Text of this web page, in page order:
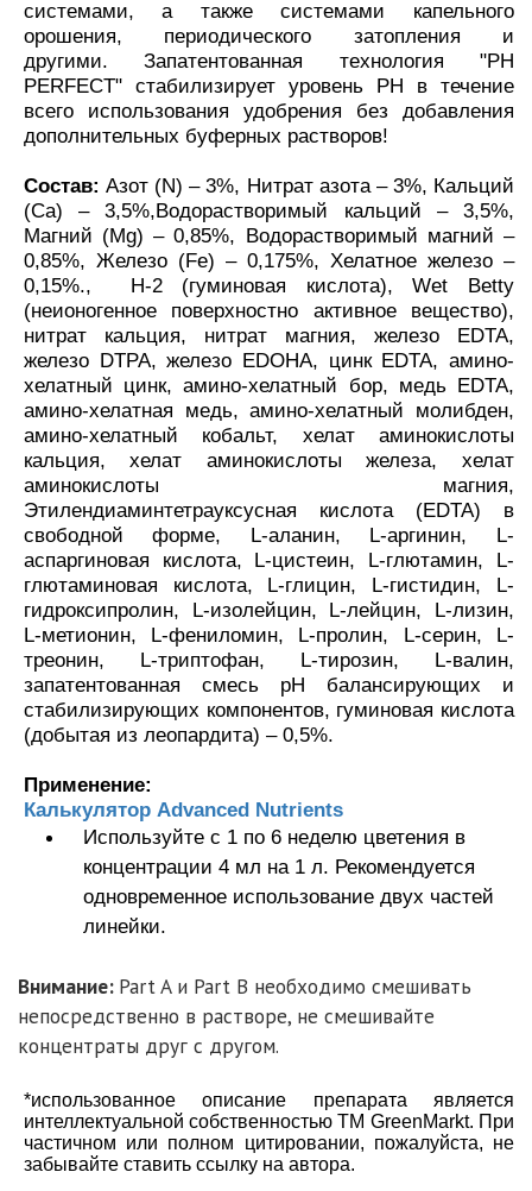
системами, а также системами капельного
орошения, периодического затопления и
другими.Запатентованная технология "РН
PERFECT" стабилизирует уровень РН в течение
всего использования удобрения без добавления
дополнительных буферных растворов!
Состав: Азот (N) – 3%, Нитрат азота – 3%, Кальций
(Ca) – 3,5%,Водорастворимый кальций – 3,5%,
Магний (Mg) – 0,85%, Водорастворимый магний –
0,85%, Железо (Fe) – 0,175%, Хелатное железо –
0,15%., Н-2 (гуминовая кислота), Wet Betty
(неионогенное поверхностно активное вещество),
нитрат кальция, нитрат магния, железо EDTA,
железо DTPA, железо EDOHA, цинк EDTA, амино-
хелатный цинк, амино-хелатный бор, медь EDTA,
амино-хелатная медь, амино-хелатный молибден,
амино-хелатный кобальт, хелат аминокислоты
кальция, хелат аминокислоты железа, хелат
аминокислоты магния,
Этилендиаминтетрауксусная кислота (EDTA) в
свободной форме, L-аланин, L-аргинин, L-
аспаргиновая кислота, L-цистеин, L-глютамин, L-
глютаминовая кислота, L-глицин, L-гистидин, L-
гидроксипролин, L-изолейцин, L-лейцин, L-лизин,
L-метионин, L-фениломин, L-пролин, L-серин, L-
треонин, L-триптофан, L-тирозин, L-валин,
запатентованная смесь pH балансирующих и
стабилизирующих компонентов, гуминовая кислота
(добытая из леопардита) – 0,5%.
Применение:
Калькулятор Advanced Nutrients
Используйте с 1 по 6 неделю цветения в
концентрации 4 мл на 1 л. Рекомендуется
одновременное использование двух частей
линейки.
Внимание: Part A и Part B необходимо смешивать
непосредственно в растворе, не смешивайте
концентраты друг с другом.
*использованное описание препарата является
интеллектуальной собственностью TM GreenMarkt. При
частичном или полном цитировании, пожалуйста, не
забывайте ставить ссылку на автора.